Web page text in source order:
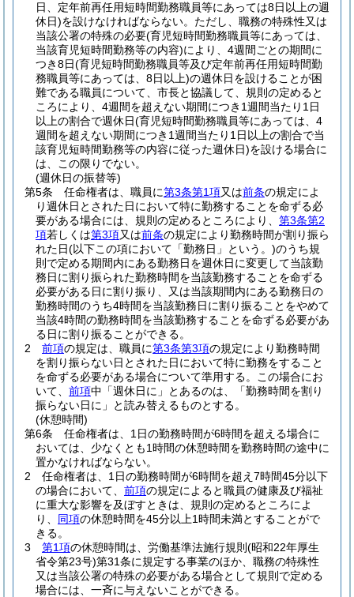
日、定年前再任用短時間勤務職員等にあっては8日以上の週
休日)を設けなければならない。 ただし、職務の特殊性又は
当該公署の特殊の必要(育児短時間勤務職員等にあっては、
当該育児短時間勤務等の内容)により、4週間ごとの期間に
つき8日(育児短時間勤務職員等及び定年前再任用短時間勤
務職員等にあっては、8日以上)の週休日を設けることが困
難である職員について、市長と協議して、規則の定めると
ころにより、4週間を超えない期間につき1週間当たり1日
以上の割合で週休日(育児短時間勤務職員等にあっては、4
週間を超えない期間につき1週間当たり1日以上の割合で当
該育児短時間勤務等の内容に従った週休日)を設ける場合に
は、この限りでない。
(週休日の振替等)
第5条
任命権者は、職員に第3条第1項又は前条の規定によ
り週休日とされた日において特に勤務することを命ずる必
要がある場合には、規則の定めるところにより、 第3条第2
項若しくは第3項又は前条の規定により勤務時間が割り振ら
れた日(以下この項において「勤務日」という。)のうち規
則で定める期間内にある勤務日を週休日に変更して当該勤
務日に割り振られた勤務時間を当該勤務することを命ずる
必要がある日に割り振り、又は当該期間内にある勤務日の
勤務時間のうち4時間を当該勤務日に割り振ることをやめて
当該4時間の勤務時間を当該勤務することを命ずる必要があ
る日に割り振ることができる。
2
前項の規定は、職員に第3条第3項の規定により勤務時間
を割り振らない日とされた日において特に勤務をすること
を命ずる必要がある場合について準用する。
この場合にお
いて、 前項中「週休日に」とあるのは、「勤務時間を割り
振らない日に」と読み替えるものとする。
(休憩時間)
第6条
任命権者は、1日の勤務時間が6時間を超える場合に
おいては、少なくとも1時間の休憩時間を勤務時間の途中に
置かなければならない。
2
任命権者は、1日の勤務時間が6時間を超え7時間45分以下
の場合において、 前項の規定によると職員の健康及び福祉
に重大な影響を及ぼすときは、規則の定めるところによ
り、 同項の休憩時間を45分以上1時間未満とすることがで
きる。
3
第1項の休憩時間は、労働基準法施行規則 (昭和22年厚生
省令第23号)第31条に規定する事業のほか、職務の特殊性
又は当該公署の特殊の必要がある場合として規則で定める
場合には、一斉に与えないことができる。